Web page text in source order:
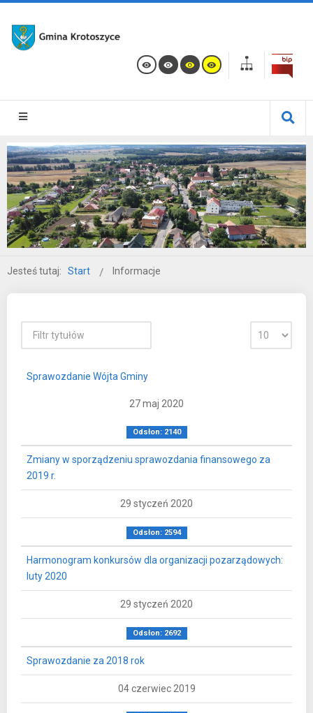
Jesteś tutaj: Start Informacje
Sprawozdanie Wójta Gminy
27 maj 2020
Odsłon: 2140
Zmiany w sporządzeniu sprawozdania finansowego za
2019 r.
29 styczeń 2020
Odsłon: 2594
Harmonogram konkursów dla organizacji pozarządowych:
luty 2020
29 styczeń 2020
Odsłon: 2692
Sprawozdanie za 2018 rok
04 czerwiec 2019